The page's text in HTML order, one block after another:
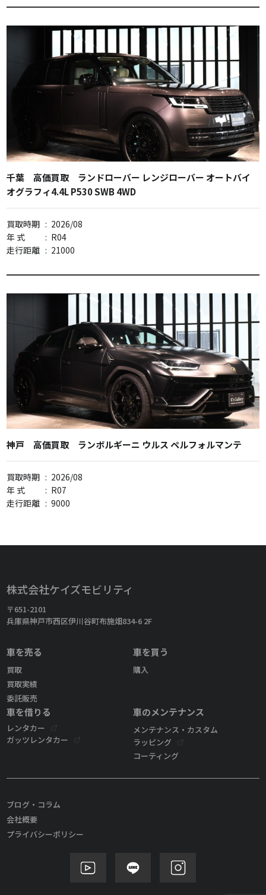
千葉 高価買取 ランドローバー レンジローバー オートバイ
オグラフィ4.4L P530 SWB 4WD
買取時期 : 2026/08
年 式
: R04
走行距離 : 21000
神戸 高価買取 ランボルギーニ ウルス ペルフォルマンテ
買取時期 : 2026/08
年 式
: R07
走行距離 : 9000
株式会社ケイズモビリティ
〒651-2101
兵庫県神戸市西区伊川谷町布施畑834-6 2F
車を売る
買取
買取実績
委託販売
車を買う
購入
車を借りる
レンタカー
ガッツレンタカー
車のメンテナンス
メンテナンス・カスタム
ラッピング
コーティング
ブログ・コラム
会社概要
プライバシーポリシー